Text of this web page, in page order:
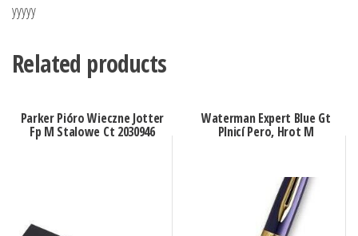
yyyyy
Related products
Parker Pióro Wieczne Jotter
Fp M Stalowe Ct 2030946
Waterman Expert Blue Gt
Plnicí Pero, Hrot M